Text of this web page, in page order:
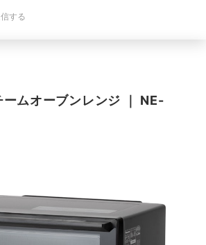
する
ームオーブンレンジ
NE-